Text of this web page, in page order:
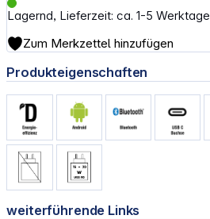
Lagernd, Lieferzeit: ca. 1-5 Werktage
Zum Merkzettel hinzufügen
Produkteigenschaften
weiterführende Links